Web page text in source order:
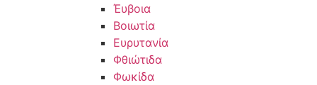
Έυβοια
Βοιωτία
Ευρυτανία
Φθιώτιδα
Φωκίδα